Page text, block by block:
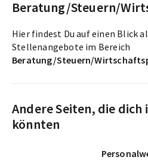
Beratung/Steuern/
Hier findest Du auf einen Blick
Stellenangebote im Bereich
Beratung/Steuern/
Andere Seiten, die dich
könnten